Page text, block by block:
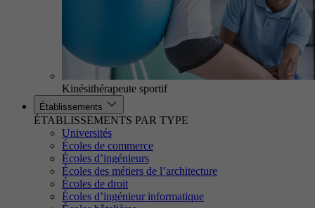
Kinésithérapeute sportif
Établissements
ÉTABLISSEMENTS PAR TYPE
Universités
Écoles de commerce
Écoles d’ingénieurs
Écoles des métiers de l’architecture
Écoles de droit
Écoles d’ingénieur informatique